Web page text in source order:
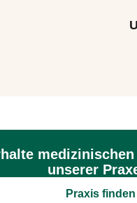
unserer
Praxis finden